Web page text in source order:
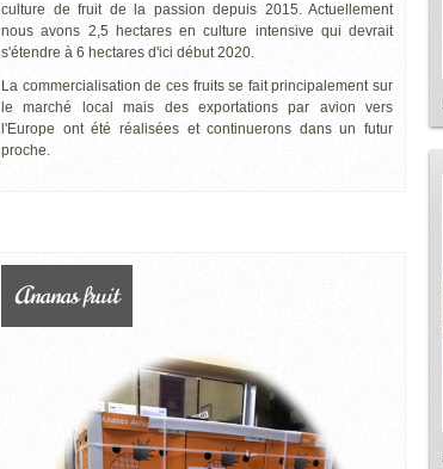
culture de fruit de la passion depuis 2015. Actuellement
nous avons 2,5 hectares en culture intensive qui devrait
s'étendre à 6 hectares d'ici début 2020.
La commercialisation de ces fruits se fait principalement sur
le marché local mais des exportations par avion vers
l'Europe ont été réalisées et continuerons dans un futur
proche.
Ananas fruit